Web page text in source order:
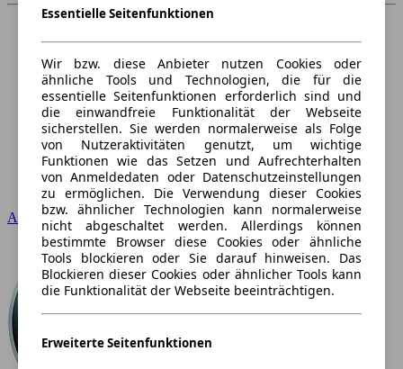
Audi
Essentielle Seitenfunktionen
Wir bzw. diese Anbieter nutzen Cookies oder
ähnliche Tools und Technologien, die für die
essentielle Seitenfunktionen erforderlich sind und
die einwandfreie Funktionalität der Webseite
sicherstellen. Sie werden normalerweise als Folge
von Nutzeraktivitäten genutzt, um wichtige
Funktionen wie das Setzen und Aufrechterhalten
von Anmeldedaten oder Datenschutzeinstellungen
zu ermöglichen. Die Verwendung dieser Cookies
bzw. ähnlicher Technologien kann normalerweise
nicht abgeschaltet werden. Allerdings können
bestimmte Browser diese Cookies oder ähnliche
Tools blockieren oder Sie darauf hinweisen. Das
Blockieren dieser Cookies oder ähnlicher Tools kann
die Funktionalität der Webseite beeinträchtigen.
Erweiterte Seitenfunktionen